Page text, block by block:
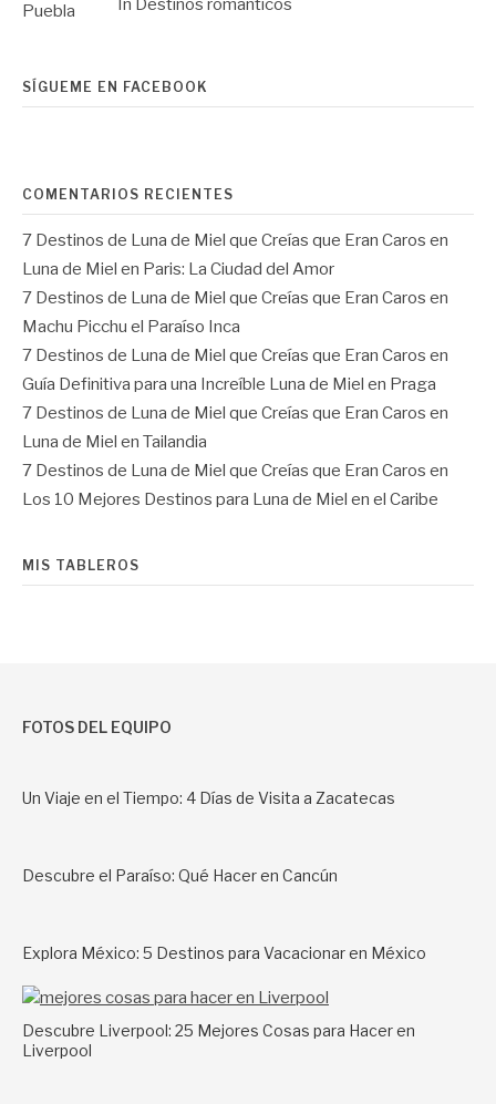
In Destinos románticos
SÍGUEME EN FACEBOOK
COMENTARIOS RECIENTES
7 Destinos de Luna de Miel que Creías que Eran Caros en
Luna de Miel en Paris: La Ciudad del Amor
7 Destinos de Luna de Miel que Creías que Eran Caros en
Machu Picchu el Paraíso Inca
7 Destinos de Luna de Miel que Creías que Eran Caros en
Guía Definitiva para una Increíble Luna de Miel en Praga
7 Destinos de Luna de Miel que Creías que Eran Caros en
Luna de Miel en Tailandia
7 Destinos de Luna de Miel que Creías que Eran Caros en
Los 10 Mejores Destinos para Luna de Miel en el Caribe
MIS TABLEROS
FOTOS DEL EQUIPO
Un Viaje en el Tiempo: 4 Días de Visita a Zacatecas
Descubre el Paraíso: Qué Hacer en Cancún
Explora México: 5 Destinos para Vacacionar en México
Descubre Liverpool: 25 Mejores Cosas para Hacer en
Liverpool